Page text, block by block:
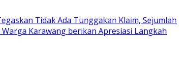
Tidak Ada Tunggakan Klaim, Sejumlah
Karawang berikan Apresiasi Langkah